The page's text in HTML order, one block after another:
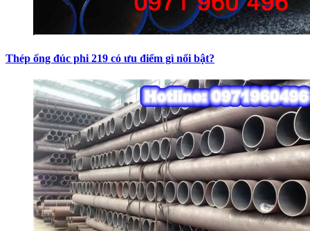
Thép ống đúc phi 219 có ưu điểm gì nổi bật?